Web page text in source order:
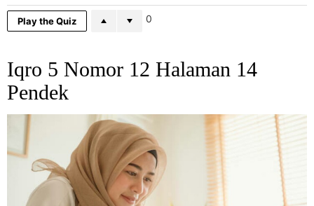
Play the Quiz 0
Iqro 5 Nomor 12 Halaman 14
Pendek